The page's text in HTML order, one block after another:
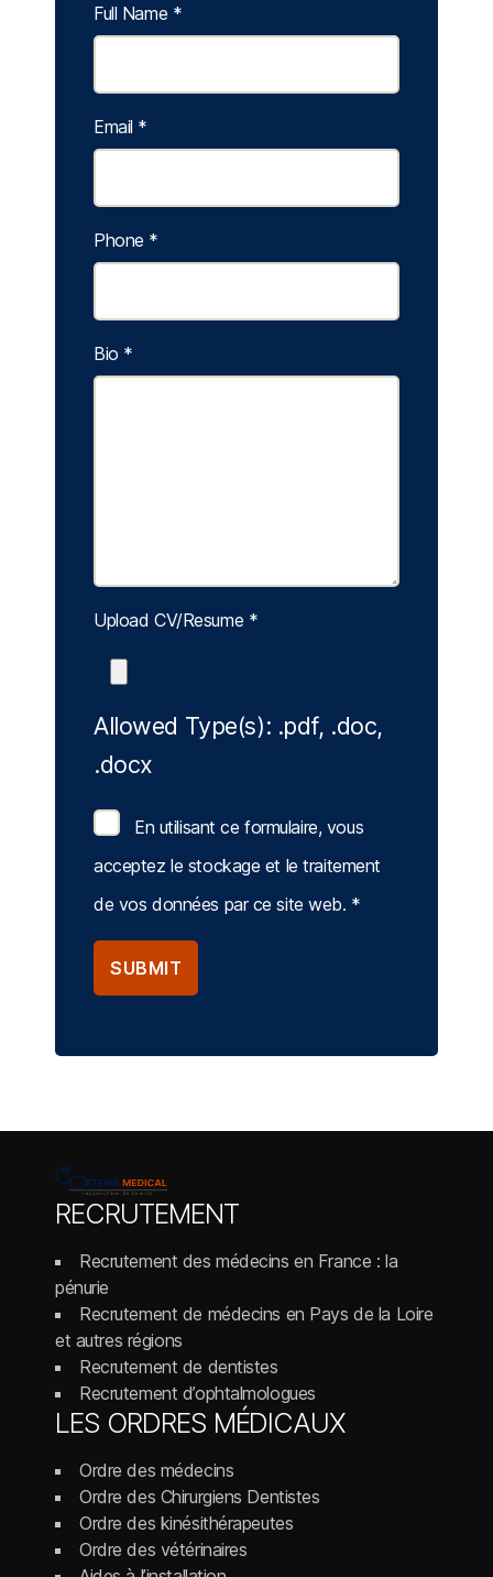
Full Name *
Email *
Phone *
Bio *
Upload CV/Resume *
Allowed Type(s): .pdf, .doc,
.docx
En utilisant ce formulaire, vous
acceptez le stockage et le traitement
de vos données par ce site web. *
RECRUTEMENT
Recrutement des médecins en France : la
pénurie
Recrutement de médecins en Pays de la Loire
et autres régions
Recrutement de dentistes
Recrutement d’ophtalmologues
LES ORDRES MÉDICAUX
Ordre des médecins
Ordre des Chirurgiens Dentistes
Ordre des kinésithérapeutes
Ordre des vétérinaires